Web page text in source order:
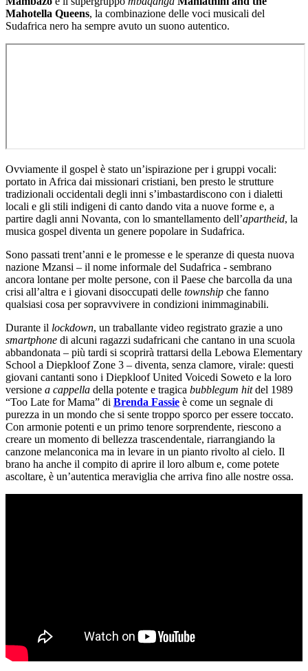
Mahotella Queens, la combinazione delle voci musicali del
Sudafrica nero ha sempre avuto un suono autentico.
Ovviamente il gospel è stato un’ispirazione per i gruppi vocali:
portato in Africa dai missionari cristiani, ben presto le strutture
tradizionali occidentali degli inni s’imbastardiscono con i dialetti
locali e gli stili indigeni di canto dando vita a nuove forme e, a
partire dagli anni Novanta, con lo smantellamento dell’apartheid, la
musica gospel diventa un genere popolare in Sudafrica.
Sono passati trent’anni e le promesse e le speranze di questa nuova
nazione Mzansi – il nome informale del Sudafrica - sembrano
ancora lontane per molte persone, con il Paese che barcolla da una
crisi all’altra e i giovani disoccupati delle township che fanno
qualsiasi cosa per sopravvivere in condizioni inimmaginabili.
Durante il lockdown, un traballante video registrato grazie a uno
smartphone di alcuni ragazzi sudafricani che cantano in una scuola
abbandonata – più tardi si scoprirà trattarsi della Lebowa Elementary
School a Diepkloof Zone 3 – diventa, senza clamore, virale: questi
giovani cantanti sono i Diepkloof United Voicedi Soweto e la loro
versione a cappella della potente e tragica bubblegum hitdel 1989
“Too Late for Mama” di Brenda Fassie è come un segnale di
purezza in un mondo che si sente troppo sporco per essere toccato.
Con armonie potenti e un primo tenore sorprendente, riescono a
creare un momento di bellezza trascendentale, riarrangiando la
canzone melanconica ma in levare in un pianto rivolto al cielo. Il
brano ha anche il compito di aprire il loro album e, come potete
ascoltare, è un’autentica meraviglia che arriva fino alle nostre ossa.